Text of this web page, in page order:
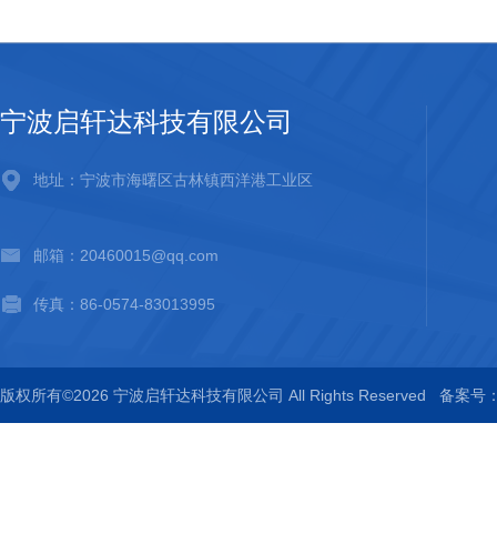
宁波启轩达科技有限公司
地址：宁波市海曙区古林镇西洋港工业区
邮箱：20460015@qq.com
传真：86-0574-83013995
版权所有©2026 宁波启轩达科技有限公司 All Rights Reserved 备案号